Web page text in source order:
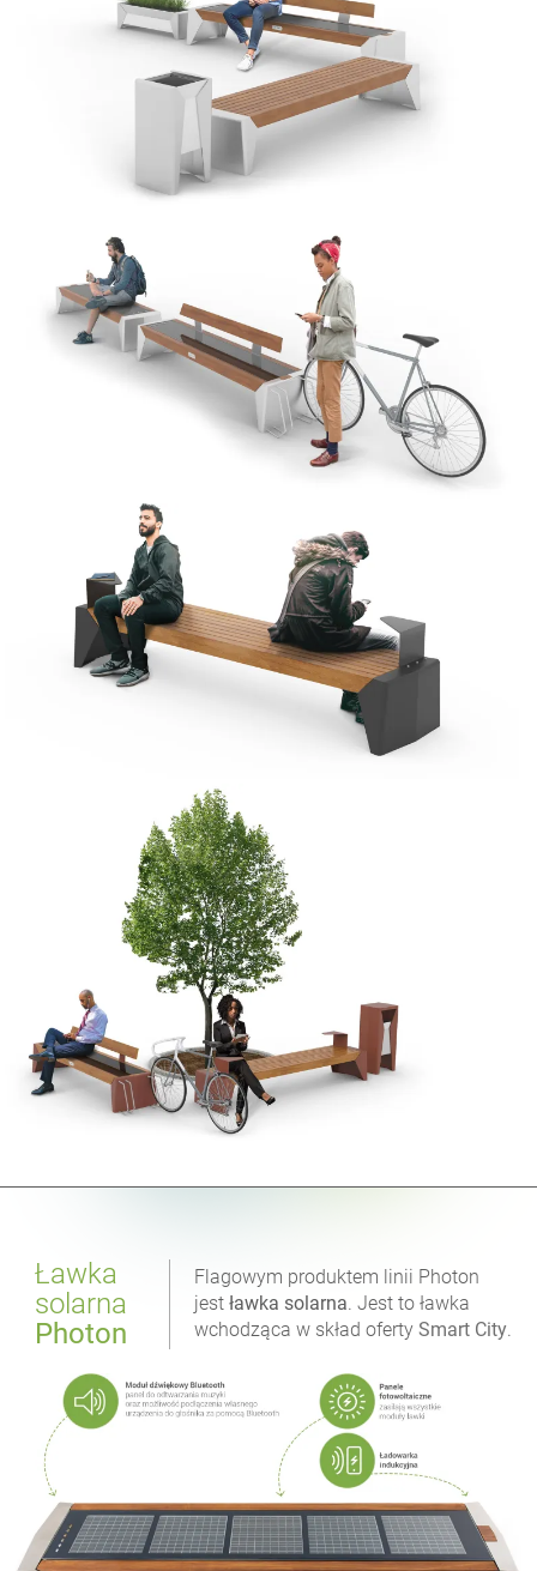
Ławka
solarna
Photon
Flagowym produktem linii Photon
jestławka solarna. Jest to ławka
wchodząca w skład ofertySmart City.